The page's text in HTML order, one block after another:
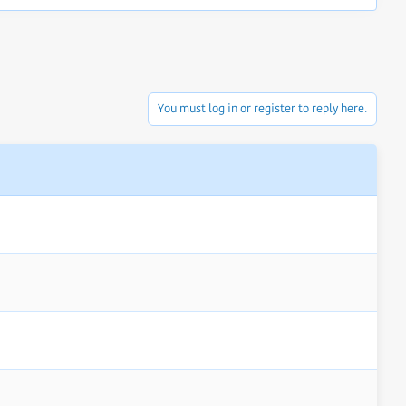
You must log in or register to reply here.